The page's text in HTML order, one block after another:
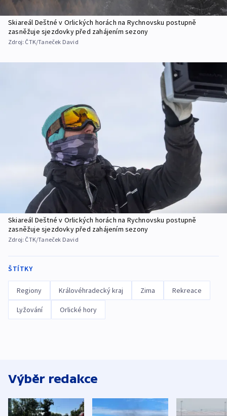
Skiareál Deštné v Orlických horách na Rychnovsku postupně
zasněžuje sjezdovky před zahájením sezony
Zdroj: ČTK/Taneček David
Skiareál Deštné v Orlických horách na Rychnovsku postupně
zasněžuje sjezdovky před zahájením sezony
Zdroj: ČTK/Taneček David
ŠTÍTKY
Regiony Královéhradecký kraj Zima Rekreace
Lyžování Orlické hory
Výběr redakce